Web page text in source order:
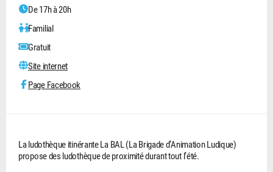
De 17h à 20h
Familial
Gratuit
Site internet
Page Facebook
La ludothèque itinérante La BAL (La Brigade d’Animation Ludique)
propose des ludothèque de proximité durant tout l’été.